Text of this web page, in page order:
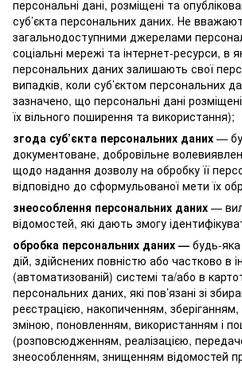
персональні дані, розміщені та
суб’єкта персональних даних. Не
загальнодоступними джерелами
соціальні мережі та інтернет-ресурси, в
персональних даних залишають свої
випадків, коли суб’єктом персональних
зазначено, що персональні дані
їх вільного поширення та використання);
згода суб’єкта персональних даних —
документоване, добровільне
щодо надання дозволу на обробку її
відповідно до сформульованої мети їх
знеособлення персональних даних —
відомостей, які дають змогу
обробка персональних даних — будь-яка
дій, здійснених повністю або частково в
(автоматизованій) системі та/або в
персональних даних, які пов’язані зі
реєстрацією, накопиченням,
зміною, поновленням, використанням і
(розповсюдженням, реалізацією,
знеособленням, знищенням відомостей